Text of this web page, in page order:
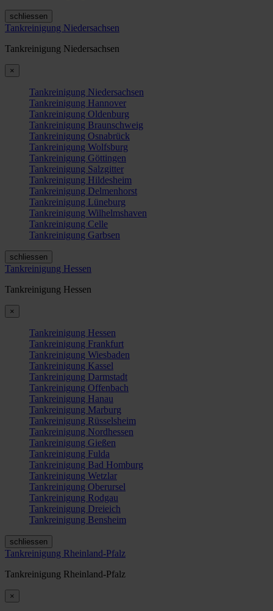
schliessen
Tankreinigung Niedersachsen
Tankreinigung Niedersachsen
×
Tankreinigung Niedersachsen
Tankreinigung Hannover
Tankreinigung Oldenburg
Tankreinigung Braunschweig
Tankreinigung Osnabrück
Tankreinigung Wolfsburg
Tankreinigung Göttingen
Tankreinigung Salzgitter
Tankreinigung Hildesheim
Tankreinigung Delmenhorst
Tankreinigung Lüneburg
Tankreinigung Wilhelmshaven
Tankreinigung Celle
Tankreinigung Garbsen
schliessen
Tankreinigung Hessen
Tankreinigung Hessen
×
Tankreinigung Hessen
Tankreinigung Frankfurt
Tankreinigung Wiesbaden
Tankreinigung Kassel
Tankreinigung Darmstadt
Tankreinigung Offenbach
Tankreinigung Hanau
Tankreinigung Marburg
Tankreinigung Rüsselsheim
Tankreinigung Nordhessen
Tankreinigung Gießen
Tankreinigung Fulda
Tankreinigung Bad Homburg
Tankreinigung Wetzlar
Tankreinigung Oberursel
Tankreinigung Rodgau
Tankreinigung Dreieich
Tankreinigung Bensheim
schliessen
Tankreinigung Rheinland-Pfalz
Tankreinigung Rheinland-Pfalz
×